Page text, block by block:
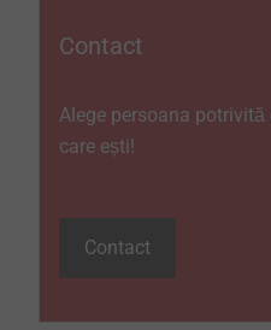
Contact
Alege persoana
care ești!
Contact